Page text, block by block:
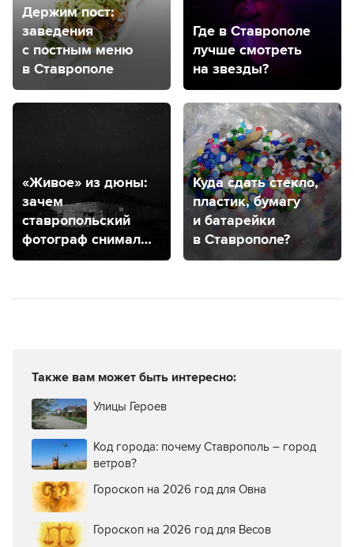
Держим пост:
заведения
с постным меню
в Ставрополе
Где в Ставрополе
лучше смотреть
на звезды?
«Живое» из дюны:
зачем
ставропольский
фотограф снимал
ногайскую степь?
Куда сдать стекло,
пластик, бумагу
и батарейки
в Ставрополе?
Также вам может быть интересно:
Улицы Героев
Код города: почему Ставрополь – город
ветров?
Гороскоп на 2026 год для Овна
Гороскоп на 2026 год для Весов